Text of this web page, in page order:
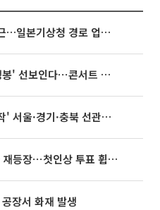
태풍 '돌핀' 오키나와 접근…일본기상청 경로 업데이트
빅뱅, 20주년 기념 '새 뱅봉' 선보인다⋯콘서트 앞두고 팝업 개최
·충북 선관위 등 추가 압수수색
‘나솔사계’ 국화, 결별 후 재등장⋯첫인상 투표 휩쓸고 ‘인기녀’ 등극
장서 화재 발생